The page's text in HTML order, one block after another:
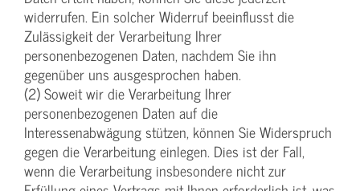
widerrufen. Ein solcher Widerruf beeinflusst die
Zulässigkeit der Verarbeitung Ihrer
personenbezogenen Daten, nachdem Sie ihn
gegenüber uns ausgesprochen haben.
(2) Soweit wir die Verarbeitung Ihrer
personenbezogenen Daten auf die
Interessenabwägung stützen, können Sie Widerspruch
gegen die Verarbeitung einlegen. Dies ist der Fall,
wenn die Verarbeitung insbesondere nicht zur